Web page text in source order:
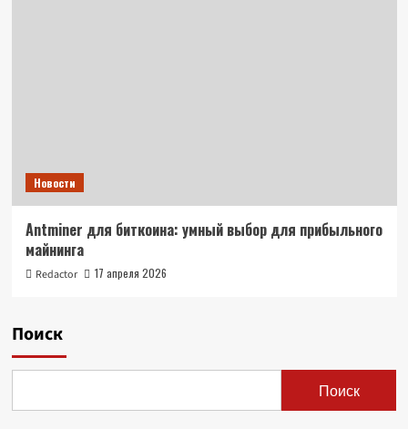
Новости
Antminer для биткоина: умный выбор для прибыльного
майнинга
Redactor 17 апреля 2026
Поиск
Поиск